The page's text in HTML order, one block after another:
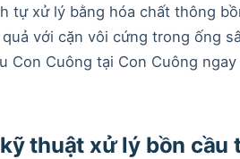
tự xử lý bằng hóa chất thông
với cặn vôi cứng trong ống
Con Cuông tại Con Cuông
thuật xử lý bồn cầu